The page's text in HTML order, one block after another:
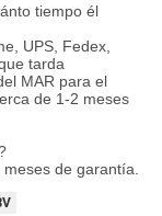
tiempo él
UPS, Fedex,
tarda
MAR para el
de 1-2 meses
de garantía.